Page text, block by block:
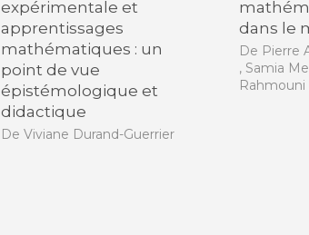
expérimentale et
apprentissages
mathématiques : un
point de vue
épistémologique et
didactique
De Viviane Durand-Guerrier
dans le
De Pierre
, Samia
Rahmouni